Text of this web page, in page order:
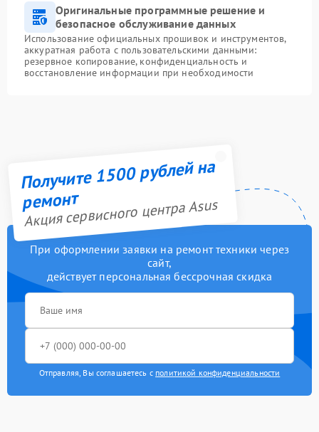
Оригинальные программные решение и
безопасное обслуживание данных
Использование официальных прошивок и инструментов,
аккуратная работа с пользовательскими данными:
резервное копирование, конфиденциальность и
восстановление информации при необходимости
Получите 1500 рублей на
ремонт
Акция сервисного центра Asus
При оформлении заявки на ремонт техники через
сайт,
действует персональная бессрочная скидка
Отправляя, Вы соглашаетесь с политикой конфиденциальности